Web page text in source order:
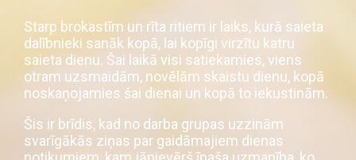
Starp brokastīm un rīta ritiem ir laiks, kurā saieta
dalībnieki sanāk kopā, lai kopīgi virzītu katru
saieta dienu. Šai laikā visi satiekamies, viens
otram uzsmaidām, novēlām skaistu dienu, kopā
noskaņojamies šai dienai un kopā to iekustinām.
Šis ir brīdis, kad no darba grupas uzzinām
svarīgākās ziņas par gaidāmajiem dienas